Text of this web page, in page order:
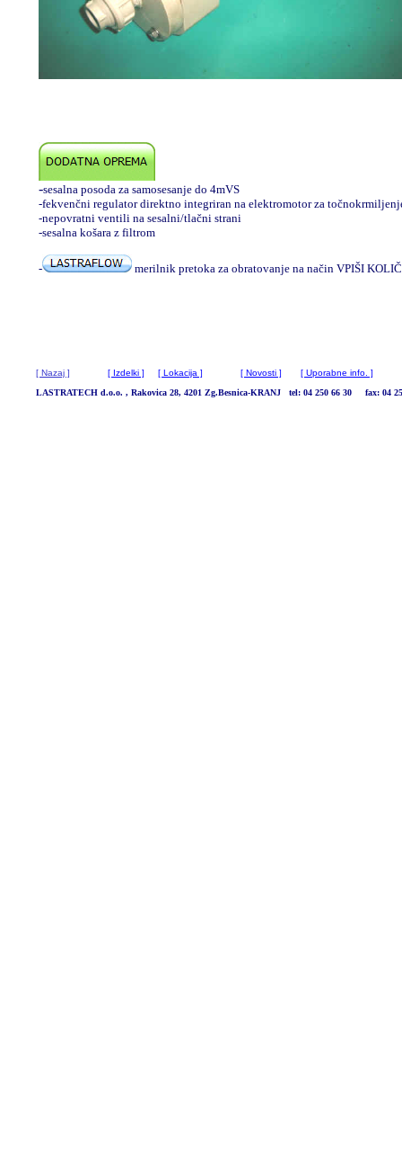
-sesalna posoda za samosesanje do 4mVS
-fekvenčni regulator direktno integriran na elektromotor za
-nepovratni ventili na sesalni/tlačni strani
-sesalna košara z filtrom
- merilnik pretoka za obratovanje na način VPIŠI
[ Nazaj ] [ Izdelki ] [ Lokacija ] [ Novosti ]
[ Uporabne info. ]
LASTRATECH d.o.o. , Rakovica 28, 4201 Zg.Besnica-KRANJ tel: 04 250 66 30 fax: 04